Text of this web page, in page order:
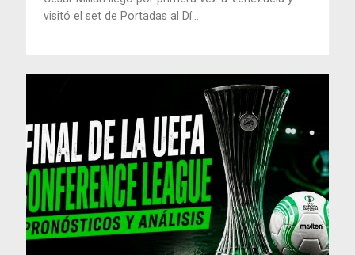
visitó el set de Portadas al Dí...